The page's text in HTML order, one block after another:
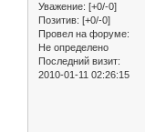
Уважение: [+0/-0]
Позитив: [+0/-0]
Провел на форуме:
Не определено
Последний визит:
2010-01-11 02:26:15